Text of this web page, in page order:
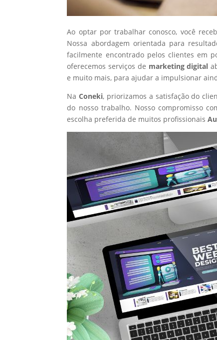
Ao optar por trabalhar conosco, você
Nossa abordagem orientada para
facilmente encontrado pelos clientes em
oferecemos serviços de marketing digital
e muito mais, para ajudar a impulsionar
NaConeki, priorizamos a satisfação do
do nosso trabalho. Nosso compromisso
escolha preferida de muitos profissionais